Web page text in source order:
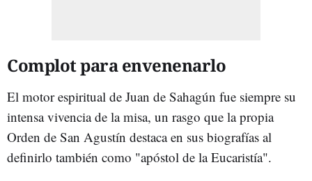
Complot para envenenarlo
El motor espiritual de Juan de Sahagún fue siempre su
intensa vivencia de la misa, un rasgo que la propia
Orden de San Agustín destaca en sus biografías al
definirlo también como "apóstol de la Eucaristía".